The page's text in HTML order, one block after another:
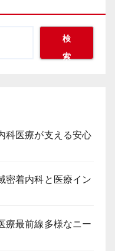
検
索
科医療が支える安心
密着内科と医療イン
療最前線多様なニー